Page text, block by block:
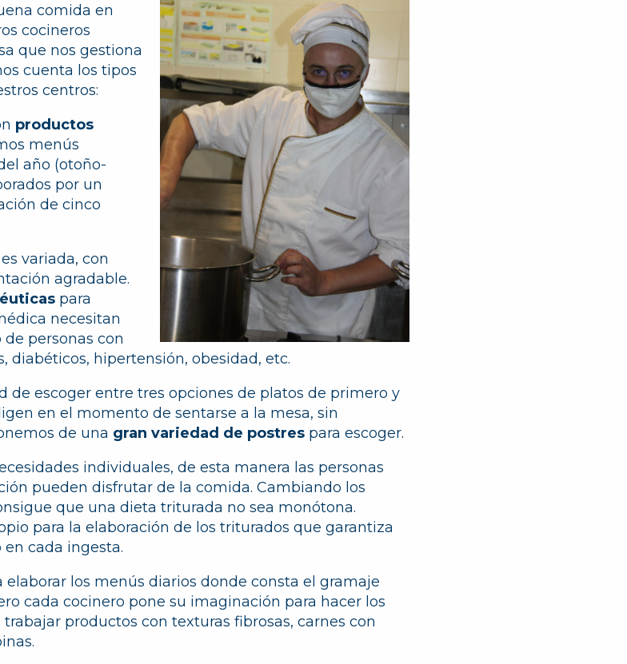
comida en
cocineros
que nos gestiona
cuenta los tipos
centros:
productos
menús
año (otoño-
por un
de cinco
variada, con
agradable.
para
necesitan
personas con
diabéticos, hipertensión, obesidad, etc.
de escoger entre tres opciones de platos de primero y
en el momento de sentarse a la mesa, sin
de una gran variedad de postres para escoger.
individuales, de esta manera las personas
pueden disfrutar de la comida. Cambiando los
que una dieta triturada no sea monótona.
para la elaboración de los triturados que garantiza
cada ingesta.
los menús diarios donde consta el gramaje
cada cocinero pone su imaginación para hacer los
trabajar productos con texturas fibrosas, carnes con